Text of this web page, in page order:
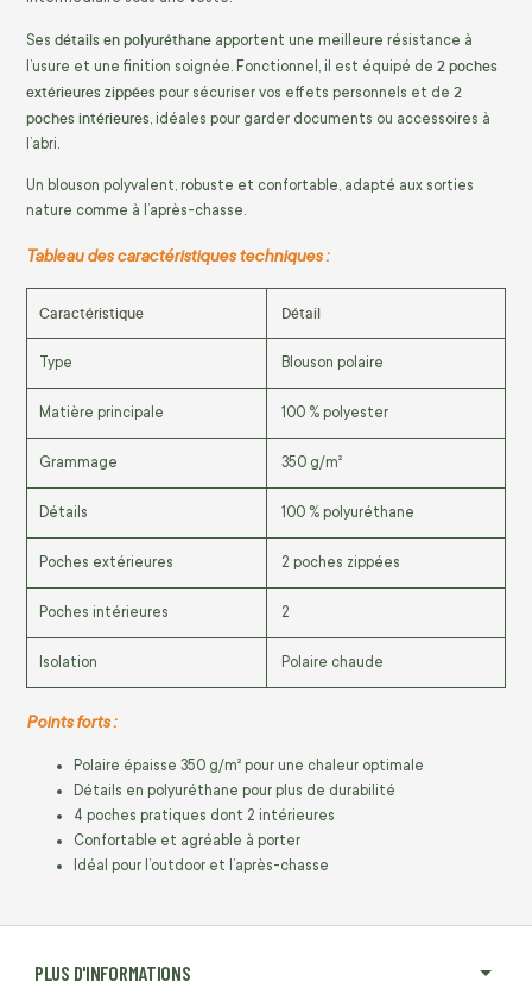
PLUS D'INFORMATIONS
Ses détails en polyuréthane apportent une meilleure résistance à
l’usure et une finition soignée. Fonctionnel, il est équipé de 2 poches
extérieures zippées pour sécuriser vos effets personnels et de 2
poches intérieures , idéales pour garder documents ou accessoires à
l’abri.
Un blouson polyvalent, robuste et confortable, adapté aux sorties
nature comme à l’après-chasse.
Tableau des caractéristiques techniques :
Caractéristique Détail
Type Blouson polaire
Matière principale 100 % polyester
Grammage 350 g/m²
Détails 100 % polyuréthane
Poches extérieures 2 poches zippées
Poches intérieures 2
Isolation Polaire chaude
Points forts :
Polaire épaisse 350 g/m² pour une chaleur optimale
Détails en polyuréthane pour plus de durabilité
4 poches pratiques dont 2 intérieures
Confortable et agréable à porter
Idéal pour l’outdoor et l’après-chasse